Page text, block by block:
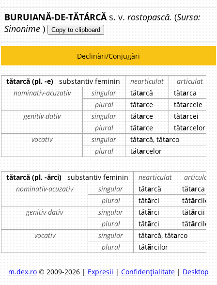
BURUIANĂ-DE-TĂTÁRCĂs. v.rostopască. (Sursa:
Sinonime ) Copy to clipboard
Declinări/Conjugări
tătarcă (pl. -e) substantiv feminin nearticulat
articulat
nominativ-acuzativ
singular tătarcă tătarca
plural
tătarce tătarcele
genitiv-dativ
singular tătarce tătarcei
plural
tătarce tătarcelor
vocativ
singular tătarcă, tătarco
plural
tătarcelor
tătarcă (pl. -ărci) substantiv feminin nearticulat
articulat
nominativ-acuzativ
singular tătarcă tătarca
plural
tătărci tătărcile
genitiv-dativ
singular tătărci tătărcii
plural
tătărci tătărcilor
vocativ
singular tătarcă, tătarco
plural
tătărcilor
m.dex.ro© 2009-2026 | Expresii | Confidențialitate| Desktop